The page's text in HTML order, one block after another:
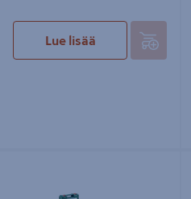
Lue lisää